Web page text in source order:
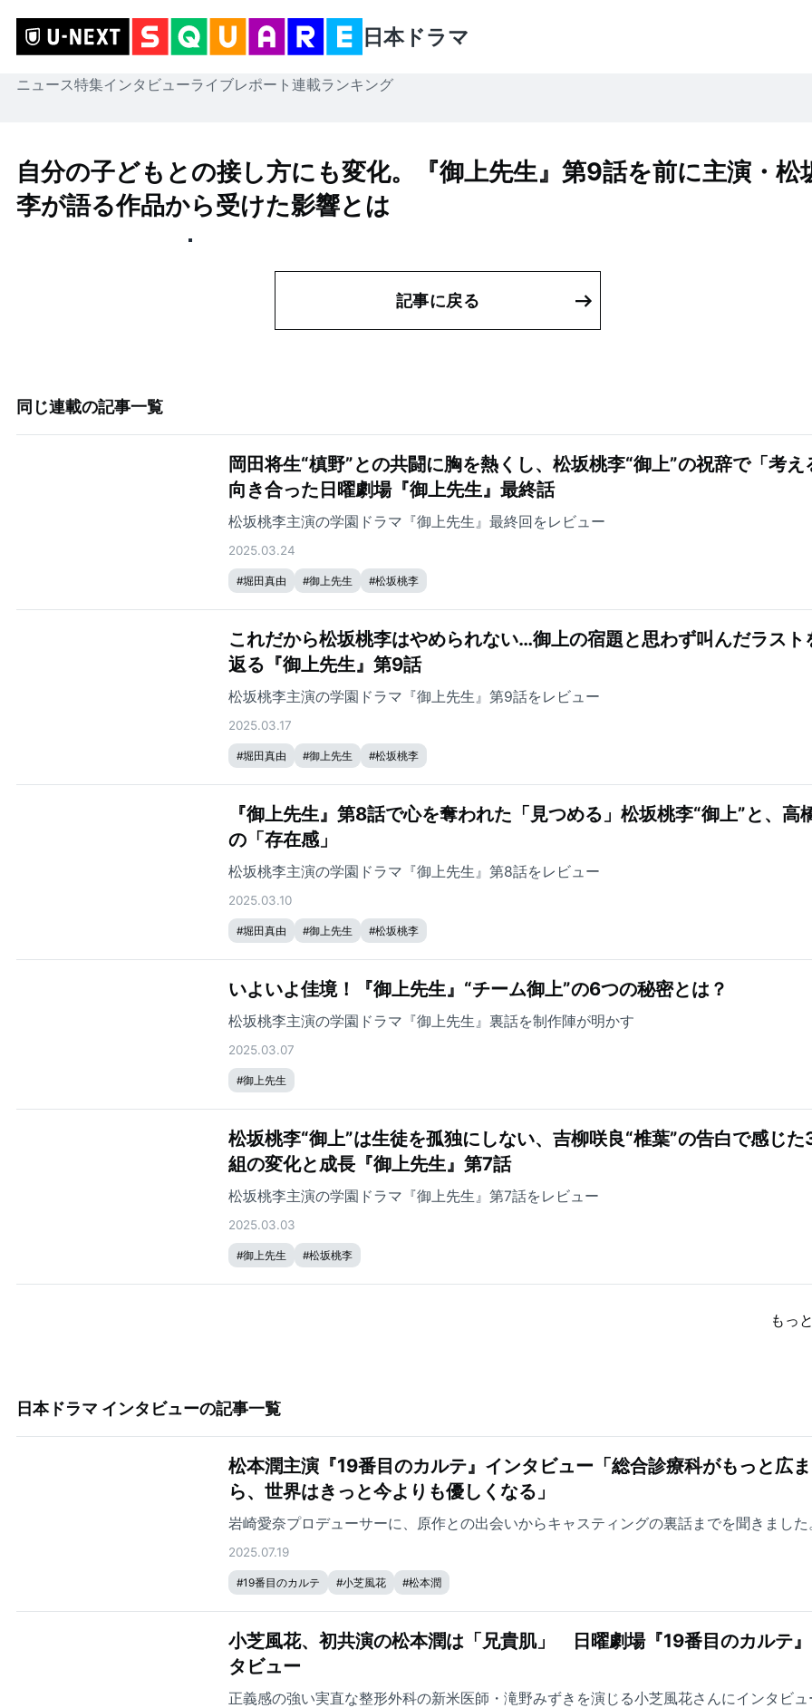
日本ドラマ
ニュース特集インタビューライブレポート 連載ランキング
自分の子どもとの接し方にも変化。『御上先生』第9話を前に主演・松
李が語る作品から受けた影響とは
記事に戻る
同じ連載の記事一覧
岡田将生“槙野”との共闘に胸を熱くし、松坂桃李“御上”の祝辞で「考え
向き合った日曜劇場『御上先生』最終話
松坂桃李主演の学園ドラマ『御上先生』最終回をレビュー
2025.03.24
#堀田真由 #御上先生 #松坂桃李
これだから松坂桃李はやめられない…御上の宿題と思わず叫んだラスト
返る『御上先生』第9話
松坂桃李主演の学園ドラマ『御上先生』第9話をレビュー
2025.03.17
#堀田真由 #御上先生 #松坂桃李
『御上先生』第8話で心を奪われた「見つめる」松坂桃李“御上”と、高
の「存在感」
松坂桃李主演の学園ドラマ『御上先生』第8話をレビュー
2025.03.10
#堀田真由 #御上先生 #松坂桃李
いよいよ佳境！『御上先生』“チーム御上”の6つの秘密とは？
松坂桃李主演の学園ドラマ『御上先生』裏話を制作陣が明かす
2025.03.07
#御上先生
松坂桃李“御上”は生徒を孤独にしない、吉柳咲良“椎葉”の告白で感じ
組の変化と成長『御上先生』第7話
松坂桃李主演の学園ドラマ『御上先生』第7話をレビュー
2025.03.03
#御上先生 #松坂桃李
もっ
日本ドラマ インタビューの記事一覧
松本潤主演『19番目のカルテ』インタビュー「総合診療科がもっと広
ら、世界はきっと今よりも優しくなる」
岩崎愛奈プロデューサーに、原作との出会いからキャスティングの裏話までを聞きました
2025.07.19
#19番目のカルテ #小芝風花 #松本潤
小芝風花、初共演の松本潤は「兄貴肌」 日曜劇場『19番目のカルテ
タビュー
正義感の強い実直な整形外科の新米医師・滝野みずきを演じる小芝風花さんにインタビュ